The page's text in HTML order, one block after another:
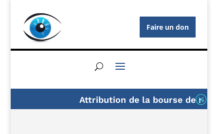
Faire un don
Attribution de la bourse de Q